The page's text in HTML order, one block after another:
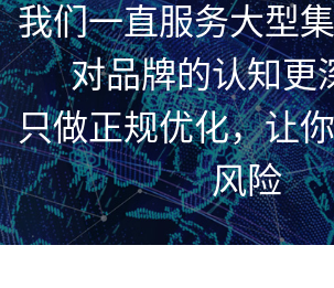
我们一直服务大型
对品牌的认知更
只做正规优化，让
风险